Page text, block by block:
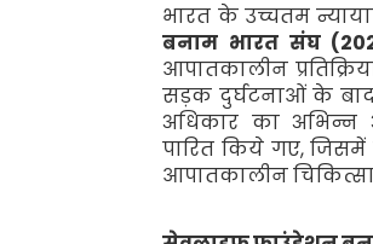
भारत के उच्चतम
बनाम भारत संघ (
आपातकालीन
सड़क दुर्घटनाओं के
अधिकार का
पारित किये गए,जिसमें
आपातकालीन चिकित्सा